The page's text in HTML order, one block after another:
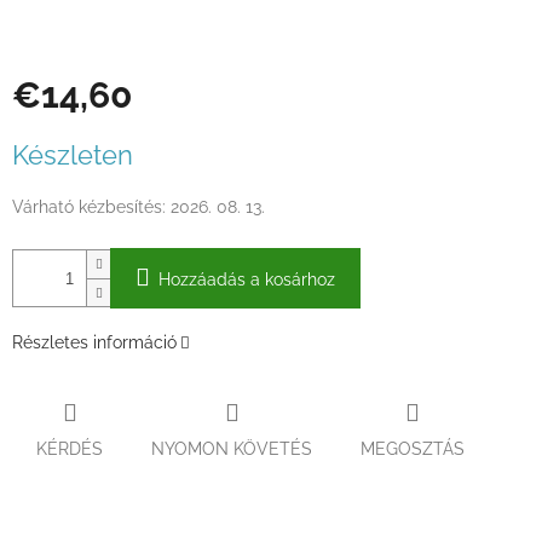
€14,60
Készleten
Várható kézbesítés: 2026. 08. 13.
Hozzáadás a kosárhoz
Részletes információ
KÉRDÉS NYOMON KÖVETÉS MEGOSZTÁS